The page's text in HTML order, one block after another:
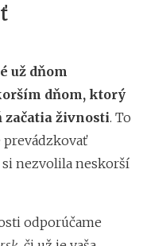
už dňom
dňom, ktorý
začatia živnosti. To
prevádzkovať
nezvolila neskorší
odporúčame